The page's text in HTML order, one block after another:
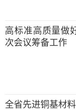
高标准高质量做
次会议筹备工作
全省先进铜基材